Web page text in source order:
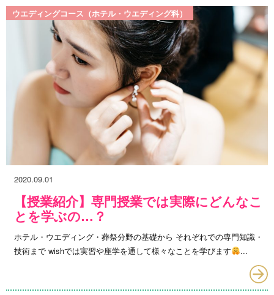
ウエディングコース（ホテル・ウエディング科）
2020.09.01
【授業紹介】専門授業では実際にどんなこ
とを学ぶの…？
ホテル・ウエディング・葬祭分野の基礎から それぞれでの専門知識・
技術まで wishでは実習や座学を通して様々なことを学びます
...